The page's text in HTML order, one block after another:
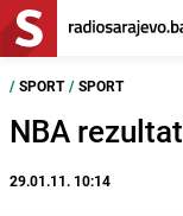
/ SPORT / SPORT
NBA
29.01.11. 10:14